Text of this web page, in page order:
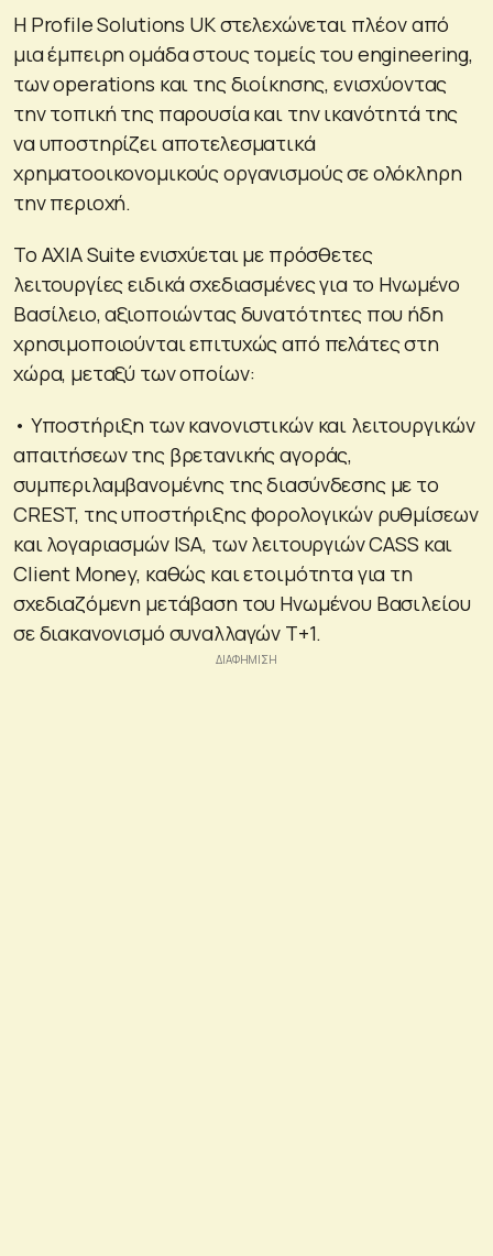
Η Profile Solutions UK στελεχώνεται πλέον από
μια έμπειρη ομάδα στους τομείς του engineering,
των operations και της διοίκησης, ενισχύοντας
την τοπική της παρουσία και την ικανότητά της
να υποστηρίζει αποτελεσματικά
χρηματοοικονομικούς οργανισμούς σε ολόκληρη
την περιοχή.
Το AXIA Suite ενισχύεται με πρόσθετες
λειτουργίες ειδικά σχεδιασμένες για το Ηνωμένο
Βασίλειο, αξιοποιώντας δυνατότητες που ήδη
χρησιμοποιούνται επιτυχώς από πελάτες στη
χώρα, μεταξύ των οποίων:
• Υποστήριξη των κανονιστικών και λειτουργικών
απαιτήσεων της βρετανικής αγοράς,
συμπεριλαμβανομένης της διασύνδεσης με το
CREST, της υποστήριξης φορολογικών ρυθμίσεων
και λογαριασμών ISA, των λειτουργιών CASS και
Client Money, καθώς και ετοιμότητα για τη
σχεδιαζόμενη μετάβαση του Ηνωμένου Βασιλείου
σε διακανονισμό συναλλαγών T+1.